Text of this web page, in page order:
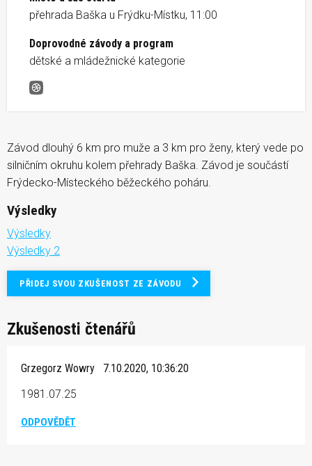
přehrada Baška u Frýdku-Místku, 11:00
Doprovodné závody a program
dětské a mládežnické kategorie
Bašťanská šestka
Závod dlouhý 6 km pro muže a 3 km pro ženy, který vede po
silničním okruhu kolem přehrady Baška. Závod je součástí
Frýdecko-Místeckého běžeckého poháru.
Výsledky
Výsledky
Výsledky 2
PŘIDEJ SVOU ZKUŠENOST ZE ZÁVODU
Zkušenosti čtenářů
Grzegorz Wowry
7.10.2020, 10:36:20
1981.07.25
ODPOVĚDĚT